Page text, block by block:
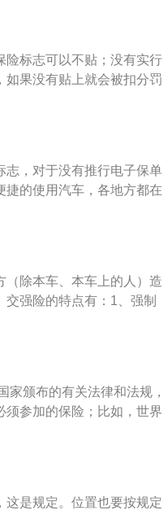
代表用购买交强险，交警
没有购买交强险或交强险
2倍罚款，还要求补办手
的，由公安交警部门予以收
法追究刑事责任。
险标志可以不贴；没有实行
如果没有贴上就会被扣分罚
事故造成受害人（不包括
有人或者管理人都应当投
志，对于没有推行电子保单
捷的使用汽车，各地方都在
纸质的标志来贴，用电子
注册登记之后，汽车就必
（除本车、本车上的人）造
强险的特点有：1、强制
障标准的统一性。贴强险
志贴在静电贴上；4、把粘
5、用银行卡或者硬纸片
家颁布的有关法律和法规，
须参加的保险；比如，世界
险的险种。由于强制保险
以外，保险公司和其他任
这是规定。位置也要按规定